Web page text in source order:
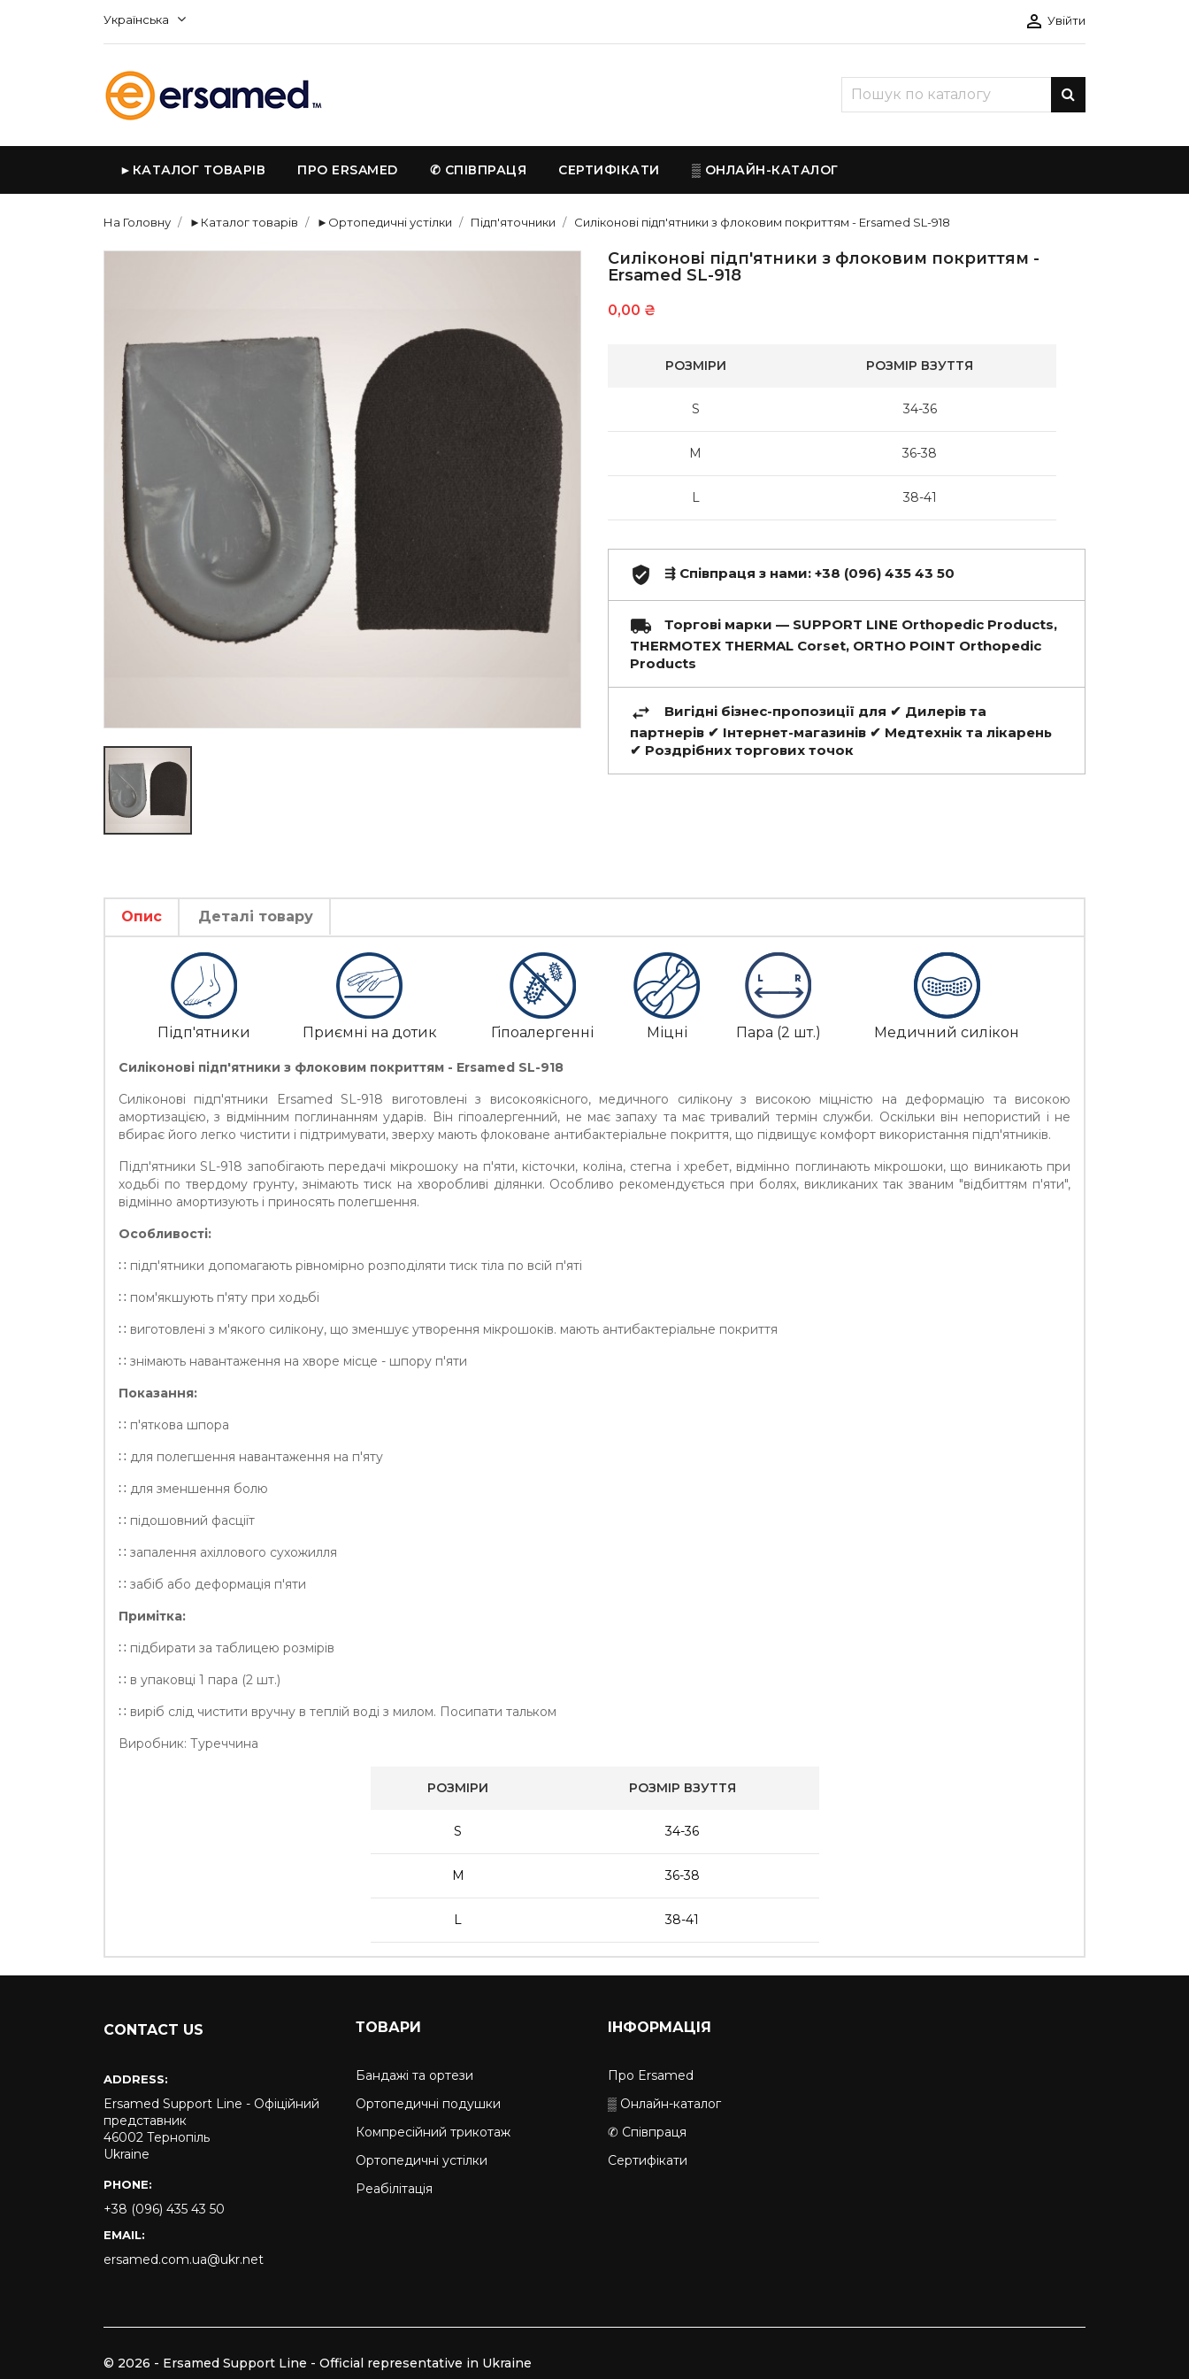
Українська  Увійти
►КАТАЛОГ ТОВАРІВ ПРО ERSAMED ✆ СПІВПРАЦЯ СЕРТИФІКАТИ ▒ ОНЛАЙН-КАТАЛОГ
На Головну ►Каталог товарів ►Ортопедичні устілки Підп'яточники Силіконові підп'ятники з флоковим покриттям - Ersamed SL-918
Силіконові підп'ятники з флоковим покриттям -
Ersamed SL-918
0,00 ₴
РОЗМІРИ РОЗМІР ВЗУТТЯ
S 34-36
M 36-38
L 38-41
⇶ Співпраця з нами: +38 (096) 435 43 50
Торгові марки — SUPPORT LINE Orthopedic Products,
THERMOTEX THERMAL Corset, ORTHO POINT Orthopedic
Products
Вигідні бізнес-пропозиції для ✔ Дилерів та
партнерів ✔ Інтернет-магазинів ✔ Медтехнік та лікарень
✔ Роздрібних торгових точок
Опис Деталі товару
Підп'ятники Приємні на дотик Гіпоалергенні Міцні Пара (2 шт.) Медичний силікон
Силіконові підп'ятники з флоковим покриттям - Ersamed SL-918
Силіконові підп'ятники Ersamed SL-918 виготовлені з високоякісного, медичного силікону з високою міцністю на деформацію та високою
амортизацією, з відмінним поглинанням ударів. Він гіпоалергенний, не має запаху та має тривалий термін служби. Оскільки він непористий і не
вбирає його легко чистити і підтримувати, зверху мають флоковане антибактеріальне покриття, що підвищує комфорт використання підп'ятників.
Підп'ятники SL-918 запобігають передачі мікрошоку на п'яти, кісточки, коліна, стегна і хребет, відмінно поглинають мікрошоки, що виникають при
ходьбі по твердому грунту, знімають тиск на хворобливі ділянки. Особливо рекомендується при болях, викликаних так званим "відбиттям п'яти",
відмінно амортизують і приносять полегшення.
Особливості:
∷ підп'ятники допомагають рівномірно розподіляти тиск тіла по всій п'яті
∷ пом'якшують п'яту при ходьбі
∷ виготовлені з м'якого силікону, що зменшує утворення мікрошоків. мають антибактеріальне покриття
∷ знімають навантаження на хворе місце - шпору п'яти
Показання:
∷ п'яткова шпора
∷ для полегшення навантаження на п'яту
∷ для зменшення болю
∷ підошовний фасціїт
∷ запалення ахіллового сухожилля
∷ забіб або деформація п'яти
Примітка:
∷ підбирати за таблицею розмірів
∷ в упаковці 1 пара (2 шт.)
∷ виріб слід чистити вручну в теплій воді з милом. Посипати тальком
Виробник: Туреччина
РОЗМІРИ РОЗМІР ВЗУТТЯ
S 34-36
M 36-38
L 38-41
CONTACT US
ADDRESS:
Ersamed Support Line - Офіційний
представник
46002 Тернопіль
Ukraine
PHONE:
+38 (096) 435 43 50
EMAIL:
ersamed.com.ua@ukr.net
ТОВАРИ
Бандажі та ортези
Ортопедичні подушки
Компресійний трикотаж
Ортопедичні устілки
Реабілітація
ІНФОРМАЦІЯ
Про Ersamed
▒ Онлайн-каталог
✆ Співпраця
Сертифікати
© 2026 - Ersamed Support Line - Official representative in Ukraine